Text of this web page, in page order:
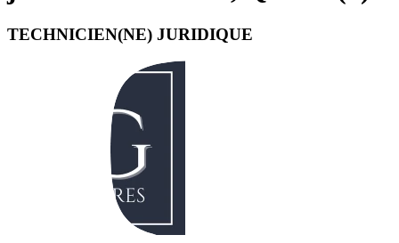
TECHNICIEN(NE) JURIDIQUE